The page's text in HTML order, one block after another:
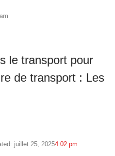
le transport pour
de transport : Les
juillet 25, 20254:02 pm